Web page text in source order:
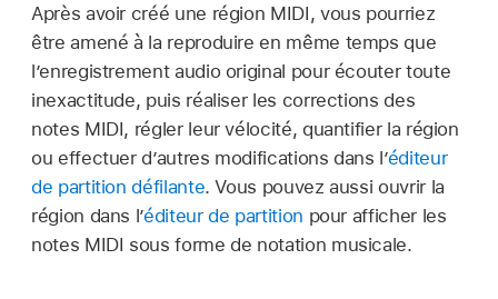
Après avoir créé une région MIDI, vous pourriez
être amené à la reproduire en même temps que
l’enregistrement audio original pour écouter toute
inexactitude, puis réaliser les corrections des
notes MIDI, régler leur vélocité, quantifier la région
ou effectuer d’autres modifications dans l’éditeur
de partition défilante. Vous pouvez aussi ouvrir la
région dans l’éditeur de partition pour afficher les
notes MIDI sous forme de notation musicale.